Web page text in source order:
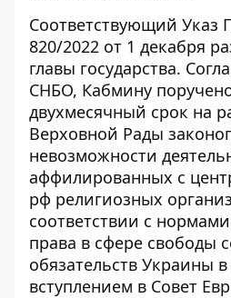
Соответствующий Указ
820/2022 от 1 декабря
главы государства.
СНБО, Кабмину
двухмесячный срок на
Верховной Рады
невозможности
аффилированных с
рф религиозных
соответствии с
права в сфере свободы
обязательств Украины в
вступлением в Совет